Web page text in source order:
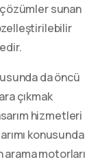
sunan
da öncü
çıkmak
hizmetleri
konusunda
arama motorları